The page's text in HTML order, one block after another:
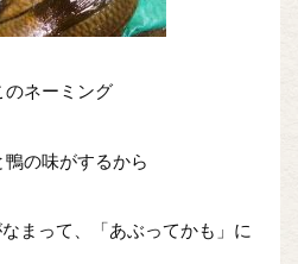
のネーミング
の味がするから
まって、「あぶってかも」に